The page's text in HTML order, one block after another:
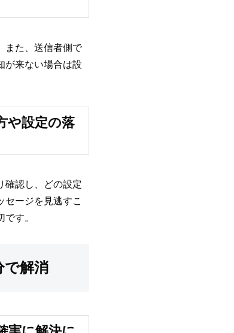
また、送信者側で
が来ない場合は設
や設定の落
確認し、どの設定
セージを見逃すこ
す。
で解消